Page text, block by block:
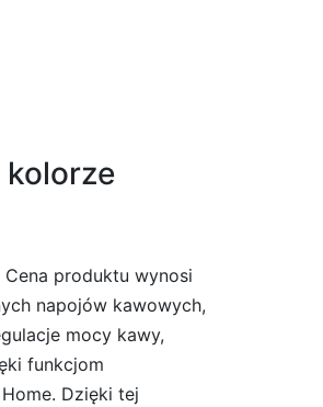
kolorze
produktu wynosi
napojów kawowych,
mocy kawy,
funkcjom
Dzięki tej